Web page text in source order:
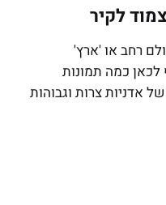
לקיר
רחב או 'ארץ'
כמה תמונות
אדניות צרות וגבוהות